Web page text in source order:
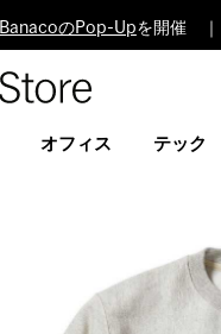
BanacoのPop-Upを開催
Design
オフィス テック